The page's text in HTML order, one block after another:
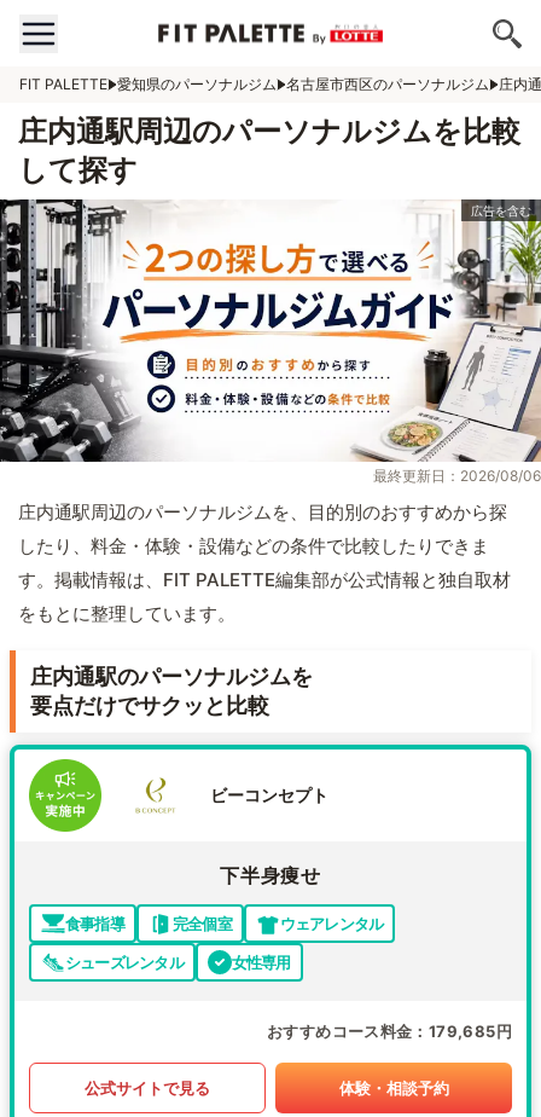
FIT PALETTE 愛知県のパーソナルジム 名古屋市西区のパーソナルジム 庄内
庄内通駅周辺のパーソナルジムを比較
して探す
最終更新日：2026/08/06
庄内通駅周辺のパーソナルジムを、目的別のおすすめから探
したり、料金・体験・設備などの条件で比較したりできま
す。掲載情報は、FIT PALETTE編集部が公式情報と独自取材
をもとに整理しています。
庄内通駅のパーソナルジムを
要点だけでサクッと比較
ビーコンセプト
下半身痩せ
食事指導 完全個室
ウェアレンタル
シューズレンタル
女性専用
おすすめコース料金 179,685円
公式サイトで見る 体験・相談予約